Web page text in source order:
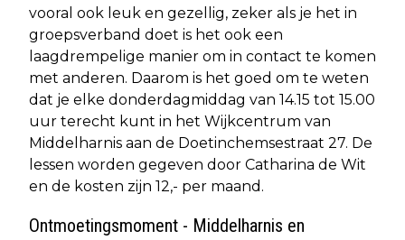
vooral ook leuk en gezellig, zeker als je het in
groepsverband doet is het ook een
laagdrempelige manier om in contact te komen
met anderen. Daarom is het goed om te weten
dat je elke donderdagmiddag van 14.15 tot 15.00
uur terecht kunt in het Wijkcentrum van
Middelharnis aan de Doetinchemsestraat 27. De
lessen worden gegeven door Catharina de Wit
en de kosten zijn 12,- per maand.
Ontmoetingsmoment - Middelharnis en